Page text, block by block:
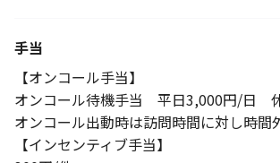
手当
【オンコール手当】
オンコール待機手当 平日3,000円/日
オンコール出動時は訪問時間に対し時間
【インセンティブ手当】